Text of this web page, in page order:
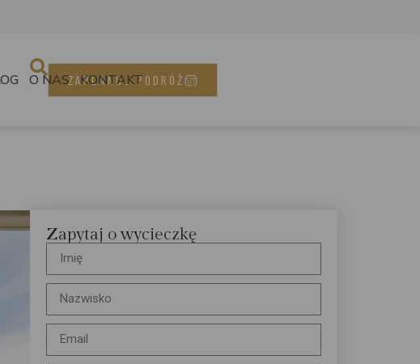
O NAS KONTAKT
ZAPLANUJ PODRÓŻ
Zapytaj o wycieczkę